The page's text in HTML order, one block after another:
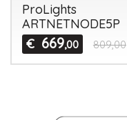
ProLights
ARTNETNODE5P
€ 669,00 809,00